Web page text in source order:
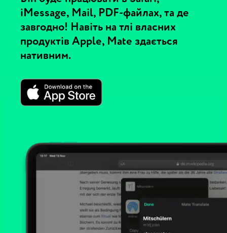
iMessage, Mail, PDF-файлах, та де
завгодно! Навіть на тлі власних
продуктів Apple, Mate здається
нативним.